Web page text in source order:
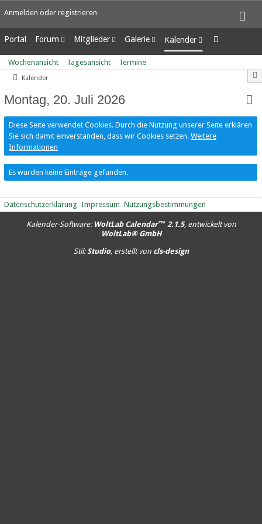
Anmelden oder registrieren
Portal Forum
Unerledigte Themen
Mitglieder
Letzte Aktivitäten
Benutzer online
Mitgliedersuche
Galerie
Alben
Bilder
Kalender
Wochenansicht
Tagesansicht
Wochenansicht Tagesansicht Termine
Kalender
Montag, 20. Juli 2026
Diese Seite verwendet Cookies. Durch die Nutzung unserer Seite erklären
Sie sich damit einverstanden, dass wir Cookies setzen. Weitere
Informationen
Es wurden keine Einträge gefunden.
Datenschutzerklärung Impressum Nutzungsbestimmungen
Kalender-Software: WoltLab Calendar™ 2.1.5, entwickelt von
WoltLab® GmbH
Stil:Studio, erstellt von cls-design